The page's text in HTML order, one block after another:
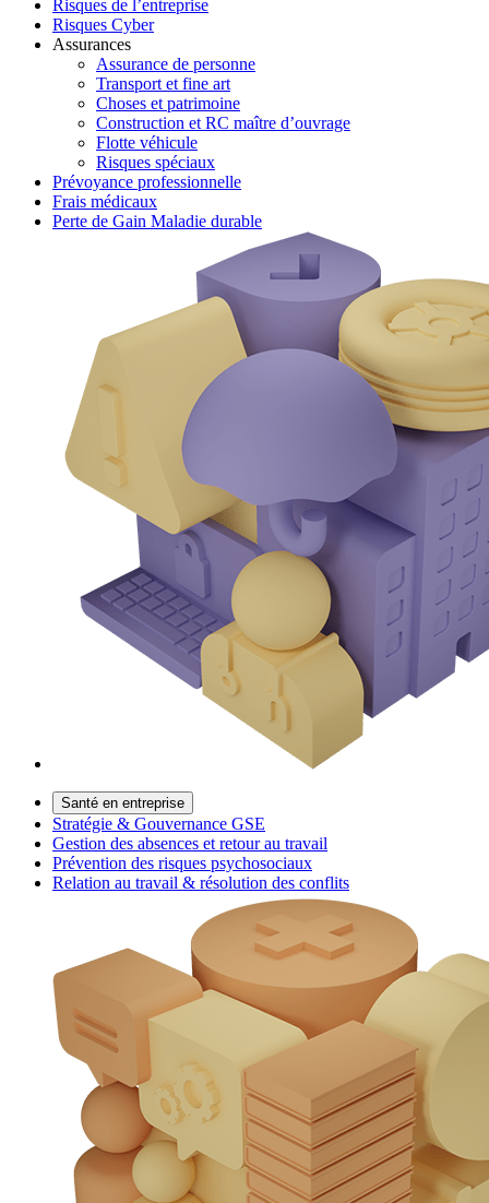
Risques de l’entreprise
Risques Cyber
Assurances
Assurance de personne
Transport et fine art
Choses et patrimoine
Construction et RC maître d’ouvrage
Flotte véhicule
Risques spéciaux
Prévoyance professionnelle
Frais médicaux
Perte de Gain Maladie durable
Santé en entreprise
Stratégie & Gouvernance GSE
Gestion des absences et retour au travail
Prévention des risques psychosociaux
Relation au travail & résolution des conflits